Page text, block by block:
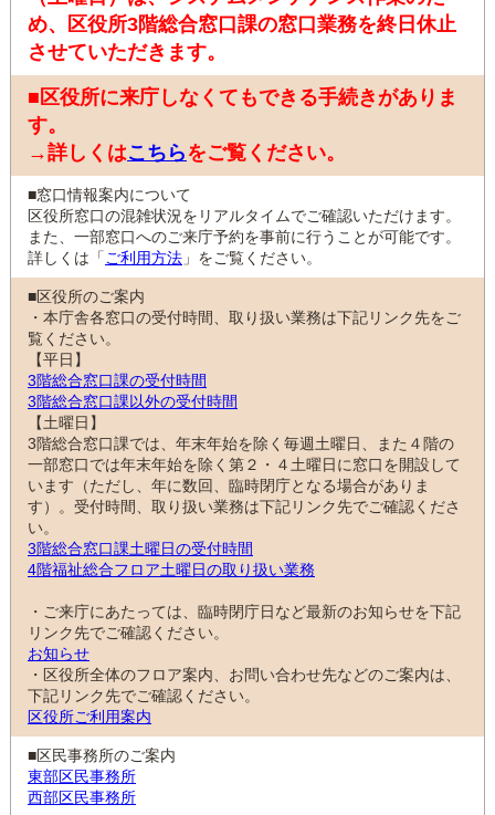
め、区役所3階総合窓口課の窓口業務を終日休止
させていただきます。
■区役所に来庁しなくてもできる手続きがありま
す。
→詳しくはこちらをご覧ください。
■窓口情報案内について
区役所窓口の混雑状況をリアルタイムでご確認いただけます。
また、一部窓口へのご来庁予約を事前に行うことが可能です。
詳しくは「 ご利用方法 」をご覧ください。
■区役所のご案内
・本庁舎各窓口の受付時間、取り扱い業務は下記リンク先をご
覧ください。
【平日】
3階総合窓口課の受付時間
3階総合窓口課以外の受付時間
【土曜日】
3階総合窓口課では、年末年始を除く毎週土曜日、また４階の
一部窓口では年末年始を除く第２・４土曜日に窓口を開設して
います（ただし、年に数回、臨時閉庁となる場合がありま
す）。受付時間、取り扱い業務は下記リンク先でご確認くださ
い。
3階総合窓口課土曜日の受付時間
4階福祉総合フロア土曜日の取り扱い業務
・ご来庁にあたっては、臨時閉庁日など最新のお知らせを下記
リンク先でご確認ください。
お知らせ
・区役所全体のフロア案内、お問い合わせ先などのご案内は、
下記リンク先でご確認ください。
区役所ご利用案内
■区民事務所のご案内
東部区民事務所
西部区民事務所